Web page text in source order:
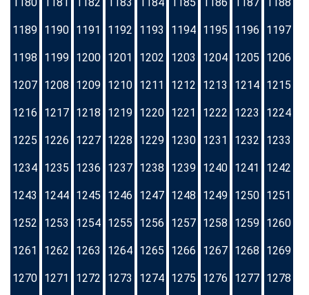
1189 1190 1191 1192 1193 1194 1195 1196 1197
1198 1199 1200 1201 1202 1203 1204 1205 1206
1207 1208 1209 1210 1211 1212 1213 1214 1215
1216 1217 1218 1219 1220 1221 1222 1223 1224
1225 1226 1227 1228 1229 1230 1231 1232 1233
1234 1235 1236 1237 1238 1239 1240 1241 1242
1243 1244 1245 1246 1247 1248 1249 1250 1251
1252 1253 1254 1255 1256 1257 1258 1259 1260
1261 1262 1263 1264 1265 1266 1267 1268 1269
1270 1271 1272 1273 1274 1275 1276 1277 1278